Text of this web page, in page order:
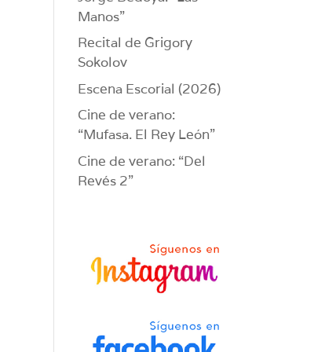
Manos”
Recital de Grigory
Sokolov
Escena Escorial (2026)
Cine de verano:
“Mufasa. El Rey León”
Cine de verano: “Del
Revés 2”